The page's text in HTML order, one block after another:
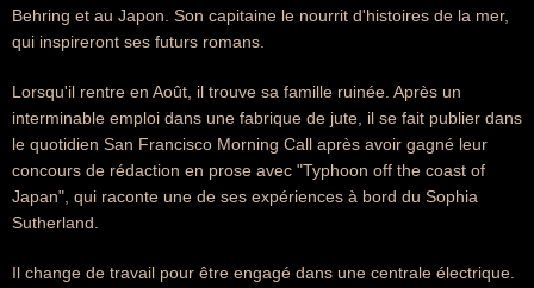
Behring et au Japon. Son capitaine le nourrit d'histoires de la mer,
qui inspireront ses futurs romans.
Lorsqu'il rentre en Août, il trouve sa famille ruinée. Après un
interminable emploi dans une fabrique de jute, il se fait publier dans
le quotidien San Francisco Morning Call après avoir gagné leur
concours de rédaction en prose avec "Typhoon off the coast of
Japan", qui raconte une de ses expériences à bord du Sophia
Sutherland.
Il change de travail pour être engagé dans une centrale électrique.